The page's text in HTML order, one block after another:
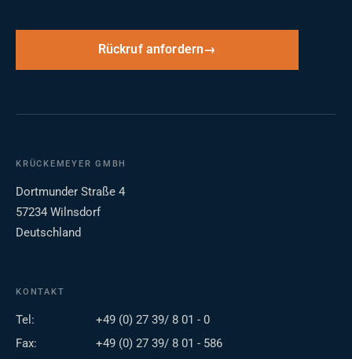
Rückruf anfordern
KRÜCKEMEYER GMBH
Dortmunder Straße 4
57234 Wilnsdorf
Deutschland
KONTAKT
Tel:
+49 (0) 27 39/ 8 01 - 0
Fax:
+49 (0) 27 39/ 8 01 - 586